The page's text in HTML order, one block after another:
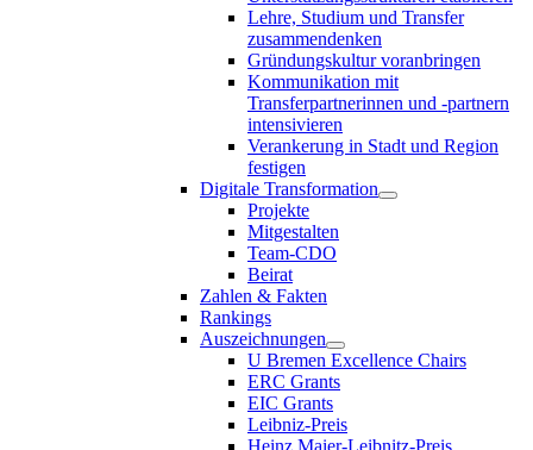
Lehre, Studium und Transfer
zusammendenken
Gründungskultur voranbringen
Kommunikation mit
Transferpartnerinnen und -partnern
intensivieren
Verankerung in Stadt und Region
festigen
Digitale Transformation
Projekte
Mitgestalten
Team-CDO
Beirat
Zahlen & Fakten
Rankings
Auszeichnungen
U Bremen Excellence Chairs
ERC Grants
EIC Grants
Leibniz-Preis
Heinz Maier-Leibnitz-Preis